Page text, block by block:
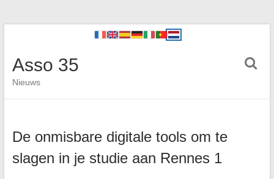
Asso 35
Nieuws
De onmisbare digitale tools om te
slagen in je studie aan Rennes 1